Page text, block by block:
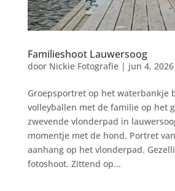
Familieshoot Lauwersoog
door Nickie Fotografie| jun 4, 2026
Groepsportret op het waterbankje
volleyballen met de familie op het
zwevende vlonderpad in
momentje met de hond. Portret
aanhang op het vlonderpad.
fotoshoot. Zittend op...